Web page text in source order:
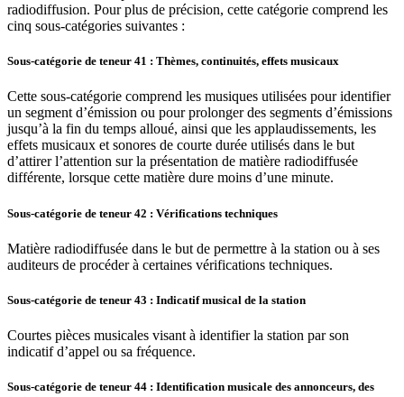
radiodiffusion. Pour plus de précision, cette catégorie comprend les
cinq sous-catégories suivantes :
Sous-catégorie de teneur 41 : Thèmes, continuités, effets musicaux
Cette sous-catégorie comprend les musiques utilisées pour identifier
un segment d’émission ou pour prolonger des segments d’émissions
jusqu’à la fin du temps alloué, ainsi que les applaudissements, les
effets musicaux et sonores de courte durée utilisés dans le but
d’attirer l’attention sur la présentation de matière radiodiffusée
différente, lorsque cette matière dure moins d’une minute.
Sous-catégorie de teneur 42 : Vérifications techniques
Matière radiodiffusée dans le but de permettre à la station ou à ses
auditeurs de procéder à certaines vérifications techniques.
Sous-catégorie de teneur 43 : Indicatif musical de la station
Courtes pièces musicales visant à identifier la station par son
indicatif d’appel ou sa fréquence.
Sous-catégorie de teneur 44 : Identification musicale des annonceurs, des